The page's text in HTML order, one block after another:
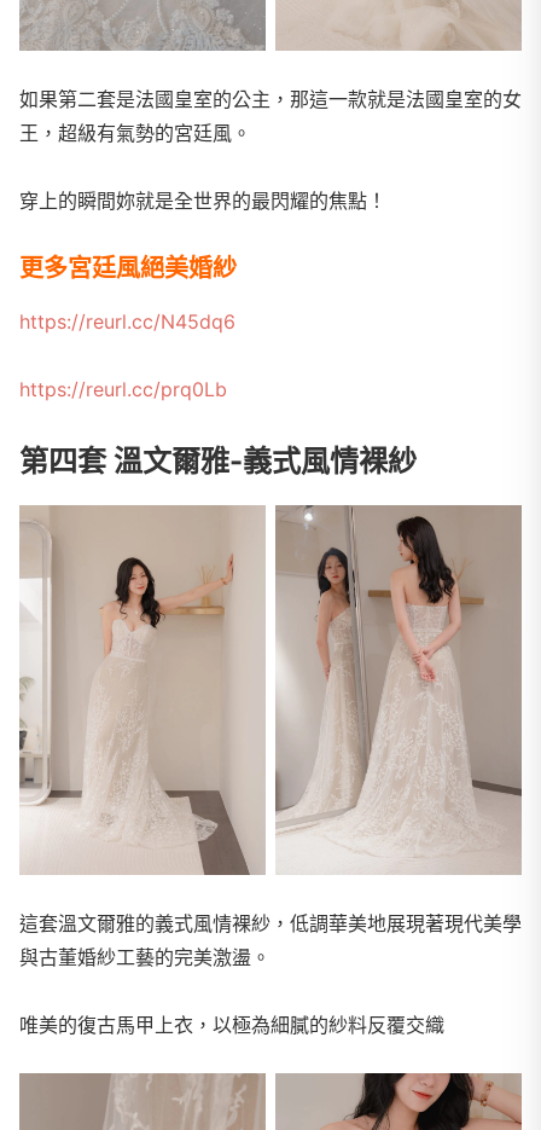
如果第二套是法國皇室的公主，那這一款就是法國皇室的女
王，超級有氣勢的宮廷風。
穿上的瞬間妳就是全世界的最閃耀的焦點！
更多宮廷風絕美婚紗
https://reurl.cc/N45dq6
https://reurl.cc/prq0Lb
第四套 溫文爾雅-義式風情裸紗
這套溫文爾雅的義式風情裸紗，低調華美地展現著現代美學
與古董婚紗工藝的完美激盪。
唯美的復古馬甲上衣，以極為細膩的紗料反覆交織